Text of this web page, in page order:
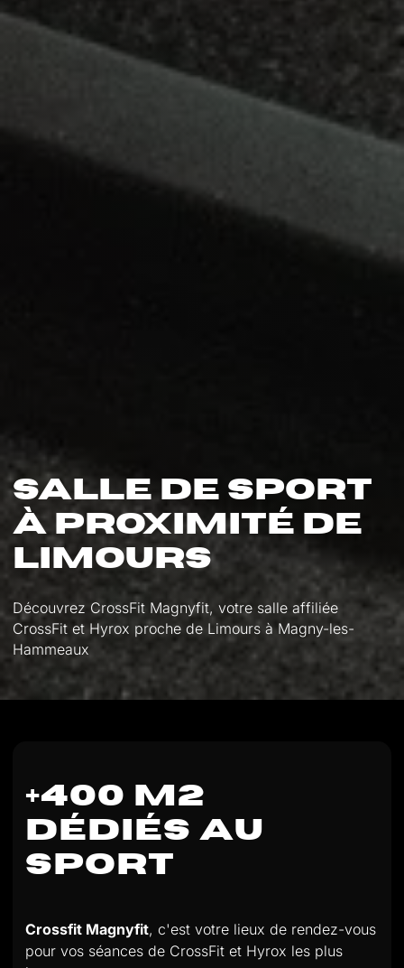
Salle de sport
à proximité de
Limours
Découvrez CrossFit Magnyfit, votre salle affiliée
CrossFit et Hyrox proche de Limours à Magny-les-
Hammeaux
+400 M2
DÉDIÉS AU
SPORT
Crossfit Magnyfit, c'est votre lieux de rendez-vous
pour vos séances de CrossFit et Hyrox les plus